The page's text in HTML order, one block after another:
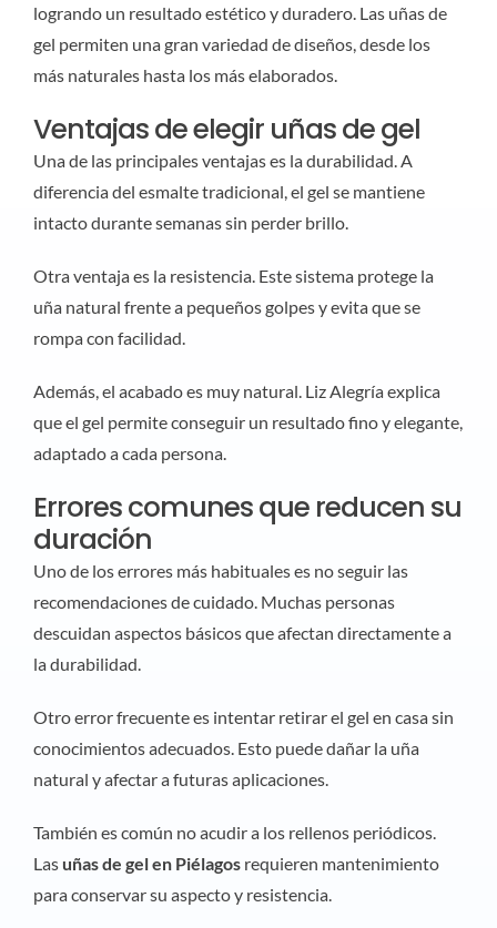
logrando un resultado estético y duradero. Las uñas de
gel permiten una gran variedad de diseños, desde los
más naturales hasta los más elaborados.
Ventajas de elegir uñas de gel
Una de las principales ventajas es la durabilidad. A
diferencia del esmalte tradicional, el gel se mantiene
intacto durante semanas sin perder brillo.
Otra ventaja es la resistencia. Este sistema protege la
uña natural frente a pequeños golpes y evita que se
rompa con facilidad.
Además, el acabado es muy natural. Liz Alegría explica
que el gel permite conseguir un resultado fino y elegante,
adaptado a cada persona.
Errores comunes que reducen su
duración
Uno de los errores más habituales es no seguir las
recomendaciones de cuidado. Muchas personas
descuidan aspectos básicos que afectan directamente a
la durabilidad.
Otro error frecuente es intentar retirar el gel en casa sin
conocimientos adecuados. Esto puede dañar la uña
natural y afectar a futuras aplicaciones.
También es común no acudir a los rellenos periódicos.
Las uñas de gel en Piélagosrequieren mantenimiento
para conservar su aspecto y resistencia.